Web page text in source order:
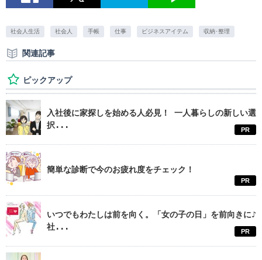
社会人生活 社会人 手帳 仕事 ビジネスアイテム 収納･整理
関連記事
ピックアップ
入社後に家探しを始める人必見！ 一人暮らしの新しい選
択...
PR
簡単な診断で今のお疲れ度をチェック！
PR
いつでもわたしは前を向く。「女の子の日」を前向きに♪
社...
PR